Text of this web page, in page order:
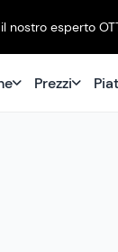
nostro esperto
Prezzi